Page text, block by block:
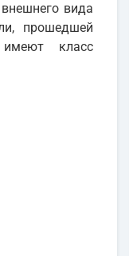
вида
прошедшей
имеют класс